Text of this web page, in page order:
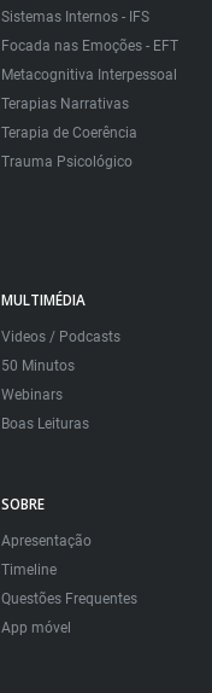
Sistemas Internos - IFS
Focada nas Emoções - EFT
Metacognitiva Interpessoal
Terapias Narrativas
Terapia de Coerência
Trauma Psicológico
MULTIMÉDIA
Videos / Podcasts
50 Minutos
Webinars
Boas Leituras
SOBRE
Apresentação
Timeline
Questões Frequentes
App móvel